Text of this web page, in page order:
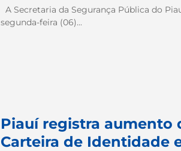
A Secretaria da Segurança Pública do
segunda-feira (06)...
Piauí registra aumento
Carteira de Identidade